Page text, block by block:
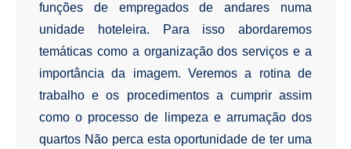
funções de empregados de andares numa
unidade hoteleira. Para isso abordaremos
temáticas como a organização dos serviços e a
importância da imagem. Veremos a rotina de
trabalho e os procedimentos a cumprir assim
como o processo de limpeza e arrumação dos
quartos Não perca esta oportunidade de ter uma